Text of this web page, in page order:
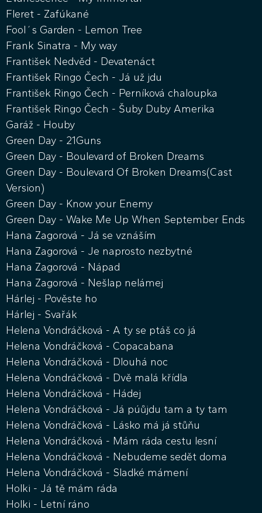
Fleret - Zafúkané
Fool´s Garden - Lemon Tree
Frank Sinatra - My way
František Nedvěd - Devatenáct
František Ringo Čech - Já už jdu
František Ringo Čech - Perníková chaloupka
František Ringo Čech - Šuby Duby Amerika
Garáž - Houby
Green Day - 21Guns
Green Day - Boulevard of Broken Dreams
Green Day - Boulevard Of Broken Dreams(Cast
Version)
Green Day - Know your Enemy
Green Day - Wake Me Up When September Ends
Hana Zagorová - Já se vznáším
Hana Zagorová - Je naprosto nezbytné
Hana Zagorová - Nápad
Hana Zagorová - Nešlap nelámej
Hárlej - Pověste ho
Hárlej - Svařák
Helena Vondráčková - A ty se ptáš co já
Helena Vondráčková - Copacabana
Helena Vondráčková - Dlouhá noc
Helena Vondráčková - Dvě malá křídla
Helena Vondráčková - Hádej
Helena Vondráčková - Já púůjdu tam a ty tam
Helena Vondráčková - Lásko má já stůňu
Helena Vondráčková - Mám ráda cestu lesní
Helena Vondráčková - Nebudeme sedět doma
Helena Vondráčková - Sladké mámení
Holki - Já tě mám ráda
Holki - Letní ráno